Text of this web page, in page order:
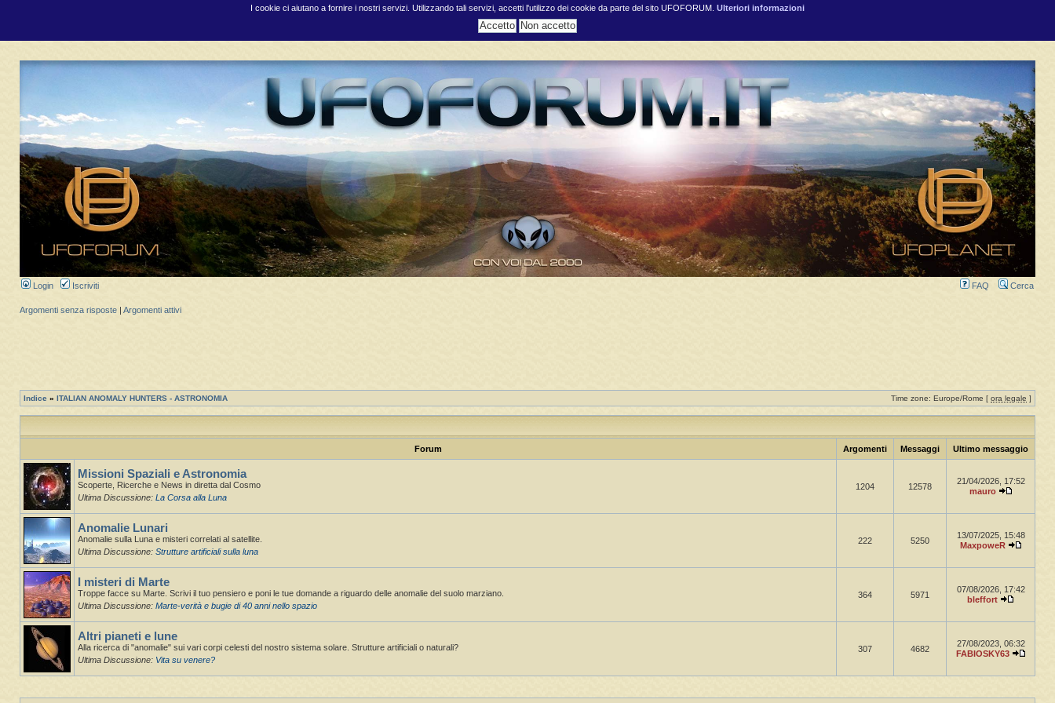
I cookie ci aiutano a fornire i nostri servizi. Utilizzando tali servizi, accetti l'utilizzo dei cookie da parte del sito UFOFORUM. Ulteriori informazioni
Login Iscriviti FAQ Cerca
Argomenti senza risposte Argomenti attivi
Indice » ITALIAN ANOMALY HUNTERS - ASTRONOMIA Time zone: Europe/Rome [ ora legale ]
Forum Argomenti Messaggi Ultimo messaggio
Missioni Spaziali e Astronomia
Scoperte, Ricerche e News in diretta dal Cosmo
Ultima Discussione: La Corsa alla Luna
1204 12578
21/04/2026, 17:52
mauro
Anomalie Lunari
Anomalie sulla Luna e misteri correlati al satellite.
Ultima Discussione: Strutture artificiali sulla luna
222 5250
13/07/2025, 15:48
MaxpoweR
I misteri di Marte
Troppe facce su Marte. Scrivi il tuo pensiero e poni le tue domande a riguardo delle anomalie del suolo marziano.
Ultima Discussione: Marte-verità e bugie di 40 anni nello spazio
364 5971
07/08/2026, 17:42
bleffort
Altri pianeti e lune
Alla ricerca di "anomalie" sui vari corpi celesti del nostro sistema solare. Strutture artificiali o naturali?
Ultima Discussione: Vita su venere?
307 4682
27/08/2023, 06:32
FABIOSKY63